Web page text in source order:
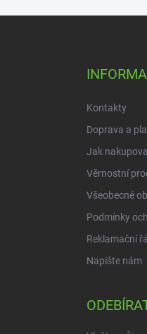
Kontakty
Doprava a
Jak
Věrnostní
Všeobecné
Podmínky
Reklamační
Napište nám